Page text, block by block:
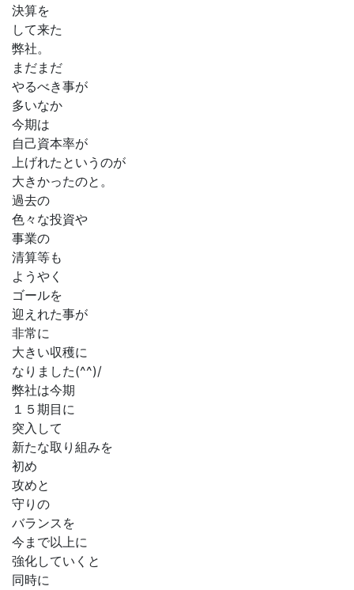
決算を
して来た
弊社。
まだまだ
やるべき事が
多いなか
今期は
自己資本率が
上げれたというのが
大きかったのと。
過去の
色々な投資や
事業の
清算等も
ようやく
ゴールを
迎えれた事が
非常に
大きい収穫に
なりました(^^)/
弊社は今期
１５期目に
突入して
新たな取り組みを
初め
攻めと
守りの
バランスを
今まで以上に
強化していくと
同時に